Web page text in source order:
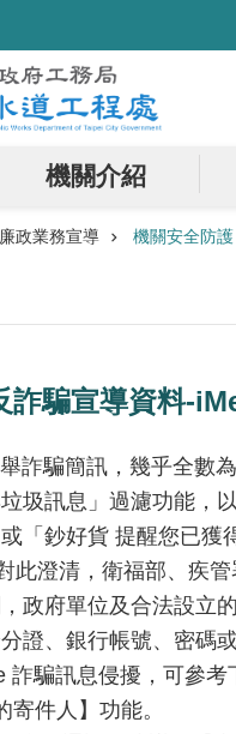
機關介紹
廉政業務宣導 機關安全防護
詐騙宣導資料-
騙簡訊，幾乎全數為
圾訊息」過濾功能，
「鈔好貨 提醒您已獲
澄清，衛福部、疾管
政府單位及合法設立
證、銀行帳號、密碼
騙訊息侵擾，可參考
件人】功能。